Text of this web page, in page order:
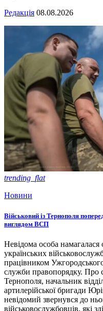
Редакція 08.08.2026
trending_flat
Новини
Військовий із Тернополя
виглядом ВСП
Невідома особа намагалася
українських
працівником
служби правопорядку. Про
Тернополя, начальник
артилерійської бригади
невідомий звернувся до
військовослужбовців, які